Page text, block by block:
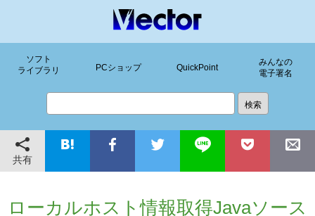
ソフト
ライブラリ
PCショップ QuickPoint
みんなの
電子署名
共有
ローカルホスト情報取得Javaソース